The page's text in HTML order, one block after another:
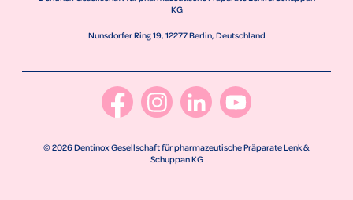
KG
Nunsdorfer Ring 19, 12277 Berlin, Deutschland
© 2026 Dentinox Gesellschaft für pharmazeutische Präparate Lenk &
Schuppan KG